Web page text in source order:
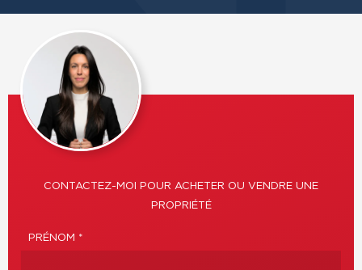
CONTACTEZ-MOI POUR ACHETER OU VENDRE UNE
PROPRIÉTÉ
PRÉNOM *